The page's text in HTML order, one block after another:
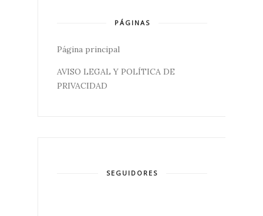
PÁGINAS
Página principal
AVISO LEGAL Y POLÍTICA DE
PRIVACIDAD
SEGUIDORES